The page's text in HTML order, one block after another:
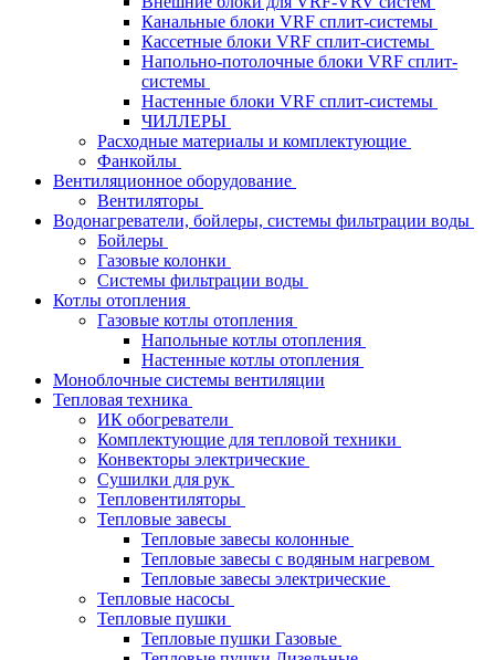
Канальные блоки VRF сплит-системы
Кассетные блоки VRF сплит-системы
Напольно-потолочные блоки VRF сплит-
системы
Настенные блоки VRF сплит-системы
ЧИЛЛЕРЫ
Расходные материалы и комплектующие
Фанкойлы
Вентиляционное оборудование
Вентиляторы
Водонагреватели, бойлеры, системы фильтрации воды
Бойлеры
Газовые колонки
Системы фильтрации воды
Котлы отопления
Газовые котлы отопления
Напольные котлы отопления
Настенные котлы отопления
Моноблочные системы вентиляции
Тепловая техника
ИК обогреватели
Комплектующие для тепловой техники
Конвекторы электрические
Сушилки для рук
Тепловентиляторы
Тепловые завесы
Тепловые завесы колонные
Тепловые завесы с водяным нагревом
Тепловые завесы электрические
Тепловые насосы
Тепловые пушки
Тепловые пушки Газовые